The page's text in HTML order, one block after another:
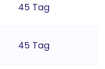
45 Tag
45 Tag